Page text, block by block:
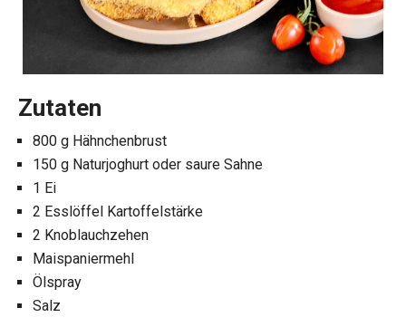
Zutaten
800 g Hähnchenbrust
150 g Naturjoghurt oder saure Sahne
1 Ei
2 Esslöffel Kartoffelstärke
2 Knoblauchzehen
Maispaniermehl
Ölspray
Salz